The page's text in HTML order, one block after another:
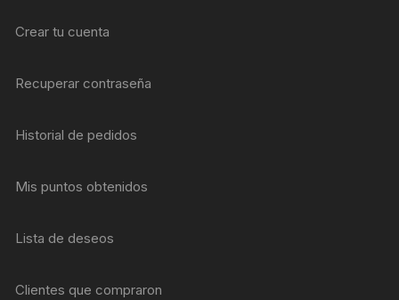
Crear tu cuenta
Recuperar contraseña
Historial de pedidos
Mis puntos obtenidos
Lista de deseos
Clientes que compraron